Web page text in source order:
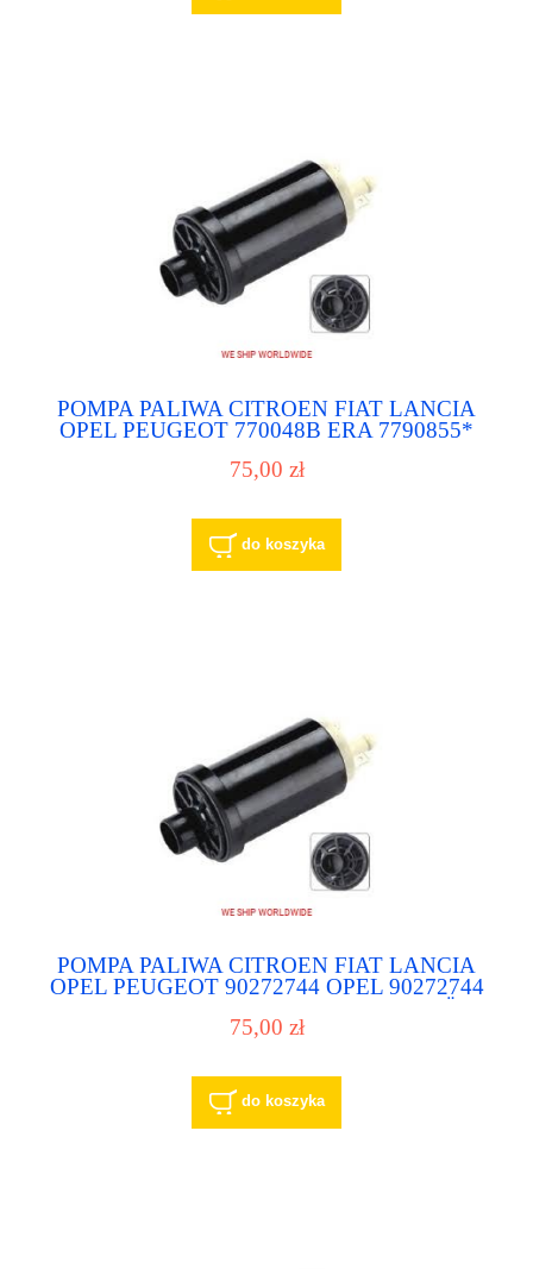
POMPA PALIWA CITROEN FIAT LANCIA
OPEL PEUGEOT 770048B ERA 7790855*
7799543 ALFA 7799543 FIAT 7799543
7799543* FIAT 7799543* LANCIA 7799563
LANCIA 7799563 ALFA 815010 OPEL
75,00 zł
do koszyka
POMPA PALIWA CITROEN FIAT LANCIA
OPEL PEUGEOT 90272744 OPEL 90272744
96007671 PEUGEOT 96007671
E10514 AIRTEX E1113 AIRTEX ESS514
MAGNETI MARELLI
75,00 zł
do koszyka